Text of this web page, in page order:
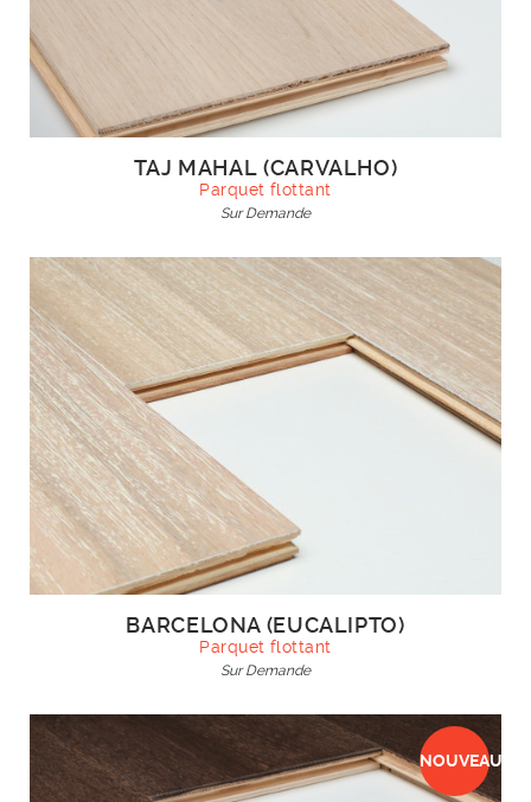
TAJ MAHAL (CARVALHO)
Parquet flottant
Sur Demande
BARCELONA (EUCALIPTO)
Parquet flottant
Sur Demande
NOUVEAU